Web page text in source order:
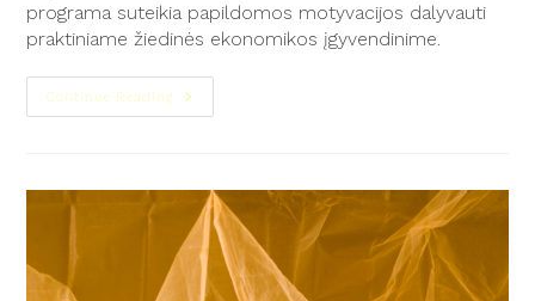
programa suteikia papildomos motyvacijos dalyvauti
praktiniame žiedinės ekonomikos įgyvendinime.
Continue Reading